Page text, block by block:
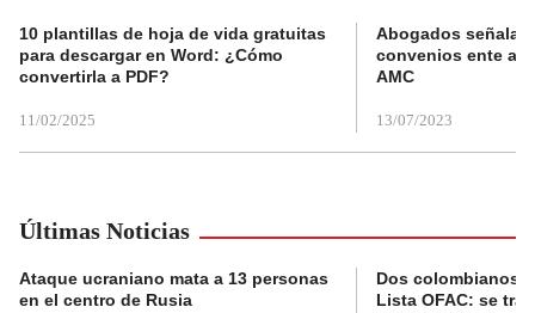
10 plantillas de hoja de vida gratuitas
para descargar en Word: ¿Cómo
convertirla a PDF?
11/02/2025
Abogados
convenios ente
AMC
13/07/2023
Últimas Noticias
Ataque ucraniano mata a 13 personas
en el centro de Rusia
Dos colombianos
Lista OFAC: se